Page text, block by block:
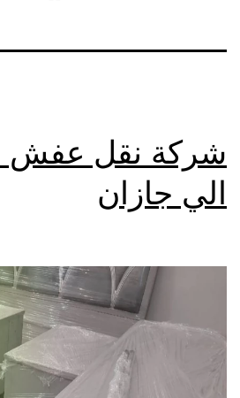
شركة نقل عفش
الي جازان